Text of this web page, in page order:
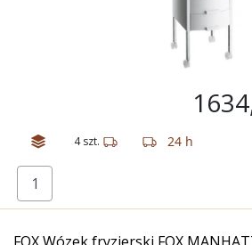
4 szt. 24 h